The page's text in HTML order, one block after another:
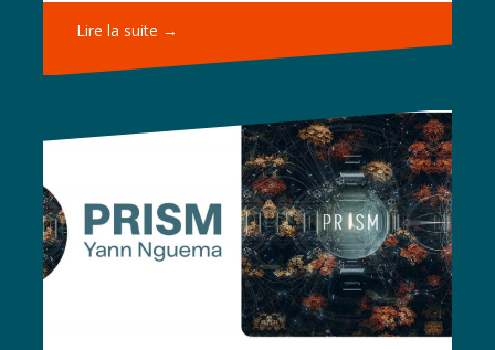
Lire la suite →